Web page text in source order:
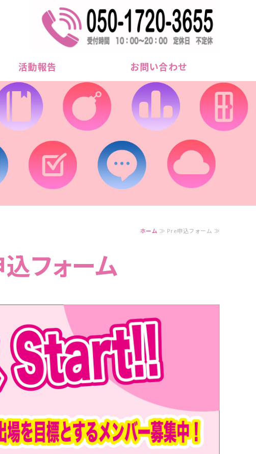
｜サツマオールスターチア｜鹿
活動報告 お問い合わせ
ホーム ≫ Pre申込フォーム ≫
フォーム